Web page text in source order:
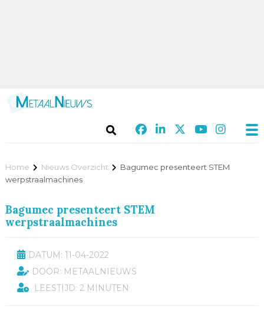
Home Nieuws Overzicht
Bagumec presenteert STEM
werpstraalmachines
Bagumec presenteert STEM
werpstraalmachines
DATUM: 11-04-2022
DOOR: METAALNIEUWS
LEESTIJD: 2 MINUTEN